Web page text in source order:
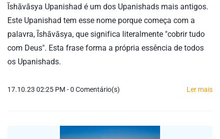
Īshāvāsya Upanishad é um dos Upanishads mais antigos.
Este Upanishad tem esse nome porque começa com a
palavra, Īshāvāsya, que significa literalmente "cobrir tudo
com Deus". Esta frase forma a própria essência de todos
os Upanishads.
17.10.23 02:25 PM -0 Comentário(s) Ler mais